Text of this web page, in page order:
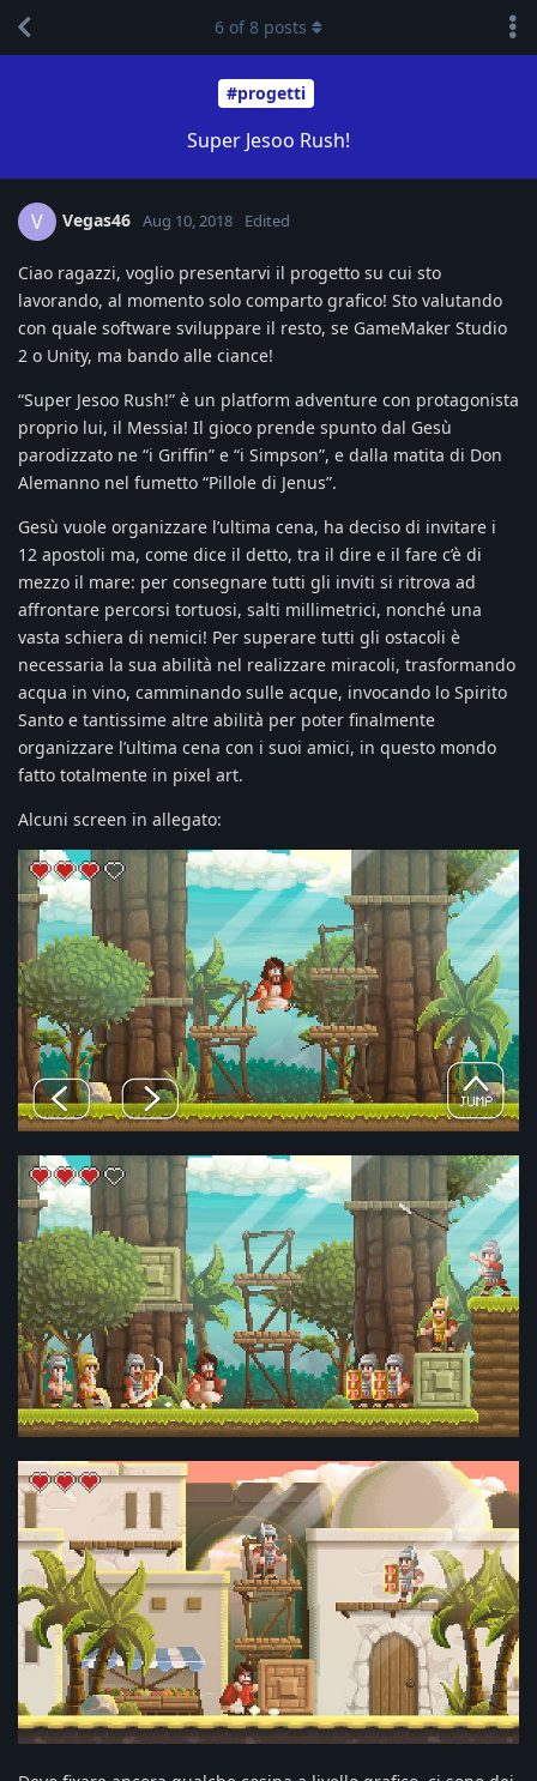
#progetti
Super Jesoo Rush!
6 of8 posts
V Vegas46 Aug 10, 2018 Edited
Ciao ragazzi, voglio presentarvi il progetto su cui sto
lavorando, al momento solo comparto grafico! Sto valutando
con quale software sviluppare il resto, se GameMaker Studio
2 o Unity, ma bando alle ciance!
“Super Jesoo Rush!” è un platform adventure con protagonista
proprio lui, il Messia! Il gioco prende spunto dal Gesù
parodizzato ne “i Griffin” e “i Simpson”, e dalla matita di Don
Alemanno nel fumetto “Pillole di Jenus”.
Gesù vuole organizzare l’ultima cena, ha deciso di invitare i
12 apostoli ma, come dice il detto, tra il dire e il fare c’è di
mezzo il mare: per consegnare tutti gli inviti si ritrova ad
affrontare percorsi tortuosi, salti millimetrici, nonché una
vasta schiera di nemici! Per superare tutti gli ostacoli è
necessaria la sua abilità nel realizzare miracoli, trasformando
acqua in vino, camminando sulle acque, invocando lo Spirito
Santo e tantissime altre abilità per poter finalmente
organizzare l’ultima cena con i suoi amici, in questo mondo
fatto totalmente in pixel art.
Alcuni screen in allegato: